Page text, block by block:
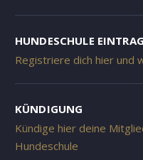
HUNDESCHULE
Registriere dich hier und
KÜNDIGUNG
Kündige hier deine
Hundeschule